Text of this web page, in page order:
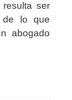
ser
de lo que
abogado